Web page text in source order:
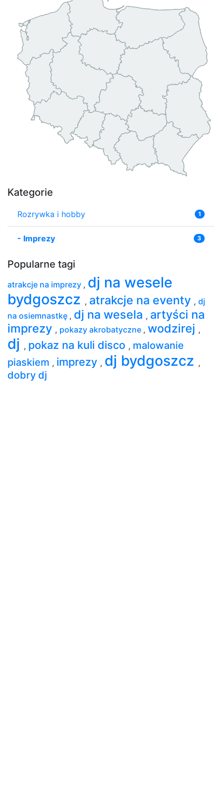
Kategorie
Rozrywka i hobby 1
- Imprezy 3
Popularne tagi
atrakcje na imprezy , dj na wesele
bydgoszcz , atrakcje na eventy , dj
na osiemnastkę , dj na wesela , artyści na
imprezy , pokazy akrobatyczne , wodzirej ,
dj , pokaz na kuli disco , malowanie
piaskiem , imprezy , dj bydgoszcz ,
dobry dj